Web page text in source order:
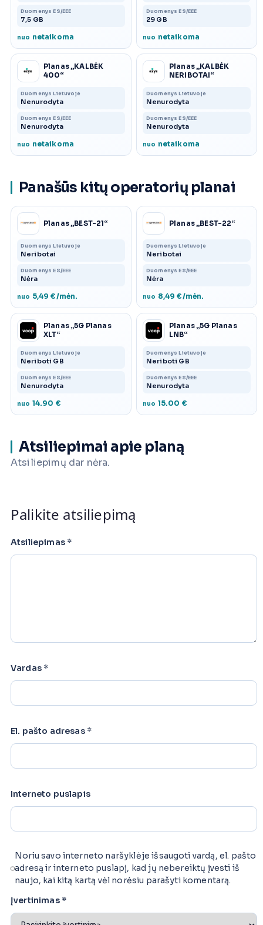
Duomenys ES/EEE
7,5 GB
nuo netaikoma
Duomenys ES/EEE
29 GB
nuo netaikoma
Planas „KALBĖK
400“
Duomenys Lietuvoje
Nenurodyta
Duomenys ES/EEE
Nenurodyta
nuo netaikoma
Planas „KALBĖK
NERIBOTAI“
Duomenys Lietuvoje
Nenurodyta
Duomenys ES/EEE
Nenurodyta
nuo netaikoma
Panašūs kitų operatorių planai
Planas „BEST-21“
Duomenys Lietuvoje
Neribotai
Duomenys ES/EEE
Nėra
nuo 5,49 €/mėn.
Planas „BEST-22“
Duomenys Lietuvoje
Neribotai
Duomenys ES/EEE
Nėra
nuo 8,49 €/mėn.
Planas „5G Planas
XLT“
Duomenys Lietuvoje
Neriboti GB
Duomenys ES/EEE
Nenurodyta
nuo 14.90 €
Planas „5G Planas
LNB“
Duomenys Lietuvoje
Neriboti GB
Duomenys ES/EEE
Nenurodyta
nuo 15.00 €
Atsiliepimai apie planą
Atsiliepimų dar nėra.
Palikite atsiliepimą
Atsiliepimas *
Vardas *
El. pašto adresas *
Interneto puslapis
Noriu savo interneto naršyklėje išsaugoti vardą, el. pašto
adresą ir interneto puslapį, kad jų nebereiktų įvesti iš
naujo, kai kitą kartą vėl norėsiu parašyti komentarą.
Įvertinimas *